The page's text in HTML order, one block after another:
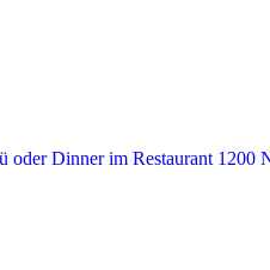
oder Dinner im Restaurant 1200